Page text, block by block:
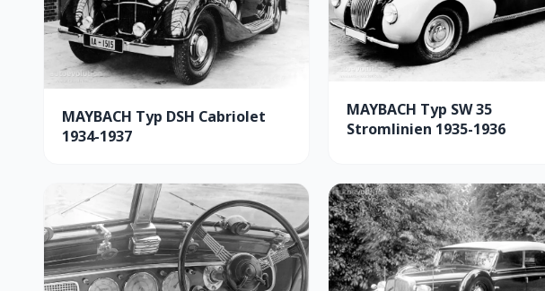
MAYBACH Typ DSH Cabriolet
1934-1937
MAYBACH Typ SW 35
Stromlinien 1935-1936